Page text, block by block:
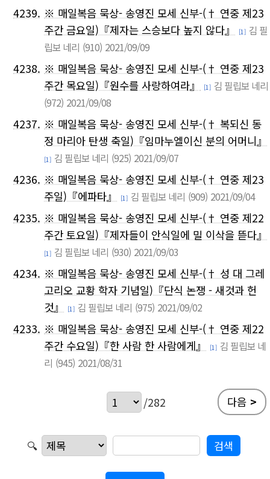
4239. ※ 매일복음 묵상- 송영진 모세 신부-(† 연중 제23
주간 금요일)『제자는 스승보다 높지 않다』
[1] 김 필
립보 네리 (910) 2021/09/09
4238. ※ 매일복음 묵상- 송영진 모세 신부-(† 연중 제23
주간 목요일)『원수를 사랑하여라』
[1] 김 필립보 네리
(972) 2021/09/08
4237. ※ 매일복음 묵상- 송영진 모세 신부-(† 복되신 동
정 마리아 탄생 축일)『임마누엘이신 분의 어머니』
[1] 김 필립보 네리 (925) 2021/09/07
4236. ※ 매일복음 묵상- 송영진 모세 신부-(† 연중 제23
주일)『에파타』
[1] 김 필립보 네리 (909) 2021/09/04
4235. ※ 매일복음 묵상- 송영진 모세 신부-(† 연중 제22
주간 토요일)『제자들이 안식일에 밀 이삭을 뜯다』
[1] 김 필립보 네리 (930) 2021/09/03
4234. ※ 매일복음 묵상- 송영진 모세 신부-(† 성 대 그레
고리오 교황 학자 기념일)『단식 논쟁 - 새것과 헌
것』
[1] 김 필립보 네리 (975) 2021/09/02
4233. ※ 매일복음 묵상- 송영진 모세 신부-(† 연중 제22
주간 수요일)『한 사람 한 사람에게』
[1] 김 필립보 네
리 (945) 2021/08/31
/282 다음 >
🔍